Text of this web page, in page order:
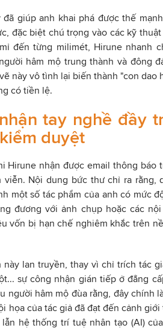
giúp anh khai phá được thế
đặc biệt chú trọng vào các kỹ
đến từng milimét, Hirune nhanh
hâm mộ trung thành và đông
này vô tình lại biến thành "con dao
có tiền lệ.
tay nghề đầy
duyệt
Hirune nhận được email thông báo
Nội dung bức thư chỉ ra rằng,
một số tác phẩm của anh có mức
đương với ảnh chụp hoặc các
vốn bị hạn chế nghiêm khắc trên
này lan truyền, thay vì chỉ trích tác
sự công nhận gián tiếp ở đẳng
người hâm mộ đùa rằng, đây chính
họa của tác giả đã đạt đến cảnh
hệ thống trí tuệ nhân tạo (AI)